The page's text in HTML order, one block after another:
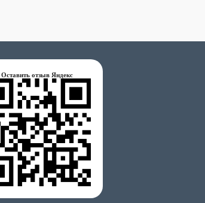
Оставить отзыв Яндекс